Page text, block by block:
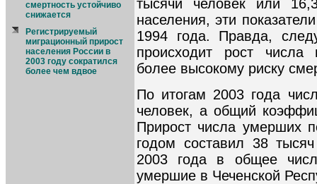
смертность устойчиво
снижается
Регистрируемый
миграционный прирост
населения России в
2003 году сократился
более чем вдвое
тысячи человек или
населения, эти
1994 года. Правда,
происходит рост
более высокому риску
По итогам 2003 года
человек, а общий
Прирост числа умерших
годом составил 38
2003 года в общее
умершие в Чеченской